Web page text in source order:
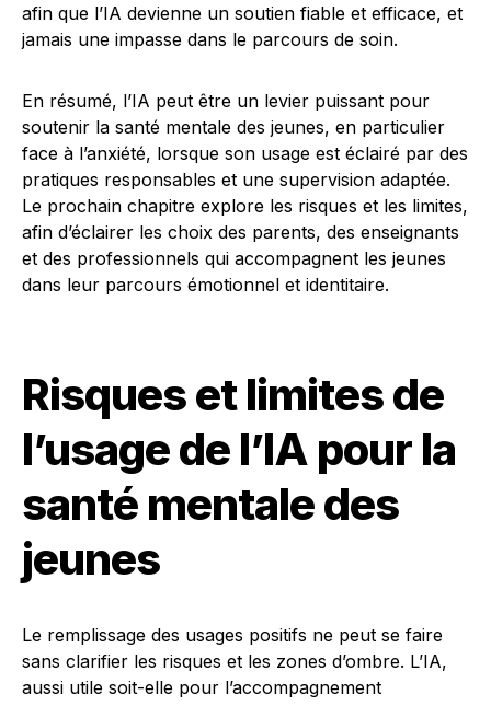
afin que l’IA devienne un soutien fiable et efficace, et
jamais une impasse dans le parcours de soin.
En résumé, l’IA peut être un levier puissant pour
soutenir la santé mentale des jeunes, en particulier
face à l’anxiété, lorsque son usage est éclairé par des
pratiques responsables et une supervision adaptée.
Le prochain chapitre explore les risques et les limites,
afin d’éclairer les choix des parents, des enseignants
et des professionnels qui accompagnent les jeunes
dans leur parcours émotionnel et identitaire.
Risques et limites de
l’usage de l’IA pour la
santé mentale des
jeunes
Le remplissage des usages positifs ne peut se faire
sans clarifier les risques et les zones d’ombre. L’IA,
aussi utile soit-elle pour l’accompagnement